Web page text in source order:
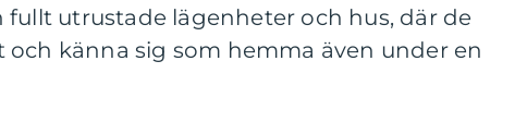
utrustade lägenheter och hus, där de
känna sig som hemma även under en